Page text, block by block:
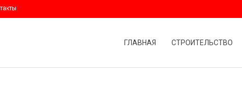
ГЛАВНАЯ СТРОИТЕЛЬСТВО